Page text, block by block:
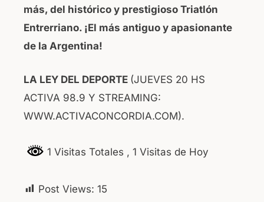
más, del histórico y prestigioso Triatlón
Entrerriano. ¡El más antiguo y apasionante
de la Argentina!
LA LEY DEL DEPORTE (JUEVES 20 HS
ACTIVA 98.9 Y STREAMING:
WWW.ACTIVACONCORDIA.COM).
1 Visitas Totales , 1 Visitas de Hoy
Post Views: 15